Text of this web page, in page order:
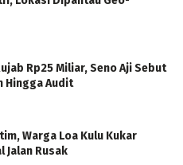
Rp25 Miliar, Seno Aji Sebut
Hingga Audit
Warga Loa Kulu Kukar
Jalan Rusak